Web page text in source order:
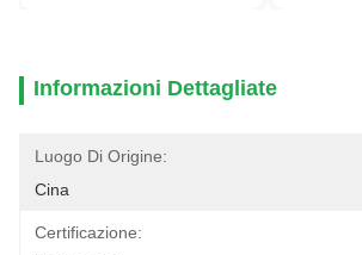
Informazioni Dettagliate
Luogo Di Origine:
Cina
Certificazione: